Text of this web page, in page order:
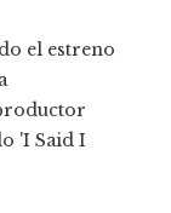
el estreno
'I Said I